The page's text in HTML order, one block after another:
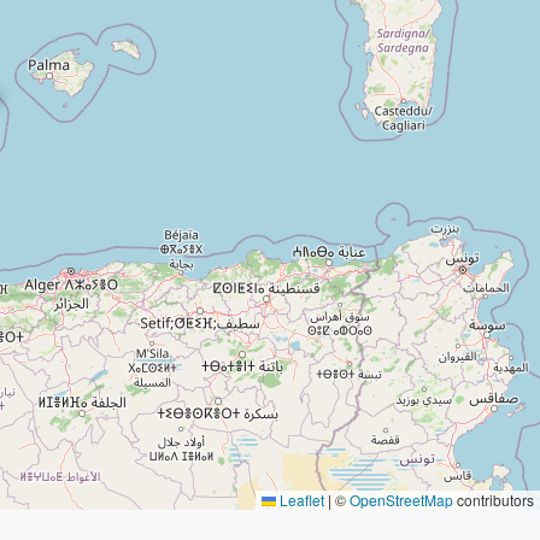
Leaflet | ©OpenStreetMapcontributors